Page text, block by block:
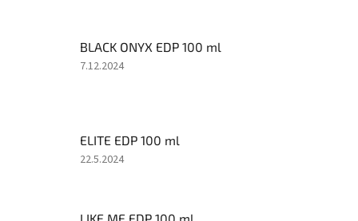
z
5
BLACK ONYX EDP 100 ml
Hodnotenie
5
hviezdičiek.
7.12.2024
ELITE EDP 100 ml
Hodnotenie
22.5.2024